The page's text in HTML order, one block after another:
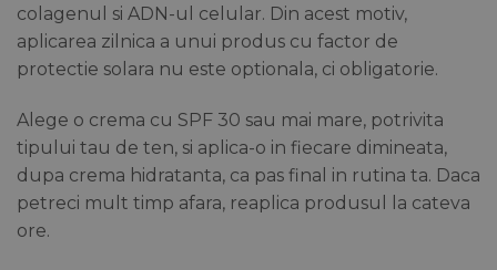
colagenul si ADN-ul celular. Din acest motiv,
aplicarea zilnica a unui produs cu factor de
protectie solara nu este optionala, ci obligatorie.
Alege o crema cu SPF 30 sau mai mare, potrivita
tipului tau de ten, si aplica-o in fiecare dimineata,
dupa crema hidratanta, ca pas final in rutina ta. Daca
petreci mult timp afara, reaplica produsul la cateva
ore.